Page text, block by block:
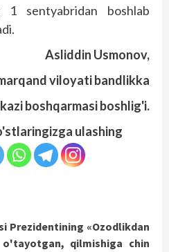
sentyabridan boshlab
Asliddin Usmonov,
viloyati bandlikka
boshqarmasi boshlig'i.
ulashing
Prezidentining «Ozodlikdan
qilmishiga chin